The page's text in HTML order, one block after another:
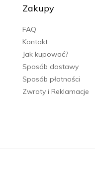
Zakupy
FAQ
Kontakt
Jak kupować?
Sposób dostawy
Sposób płatności
Zwroty i Reklamacje